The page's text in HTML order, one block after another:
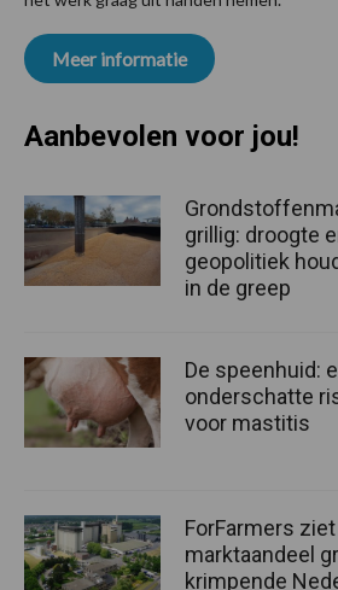
Meer informatie
Aanbevolen voor jou!
grillig: droogte
geopolitiek
in de greep
De speenhuid:
onderschatte
voor mastitis
ForFarmers
marktaandeel
krimpende